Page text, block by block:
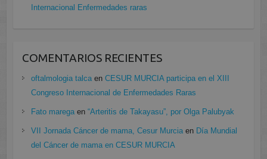
Internacional Enfermedades raras
COMENTARIOS RECIENTES
oftalmologia talcaen CESUR MURCIA participa en el XIII
Congreso Internacional de Enfermedades Raras
Fato maregaen “Arteritis de Takayasu”, por Olga Palubyak
VII Jornada Cáncer de mama, Cesur Murciaen Día Mundial
del Cáncer de mama en CESUR MURCIA